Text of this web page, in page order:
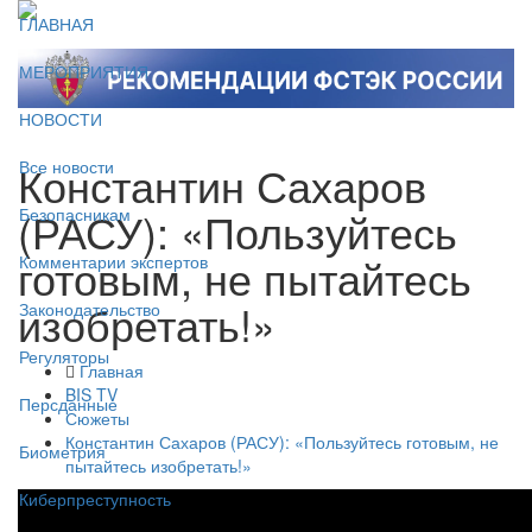
ГЛАВНАЯ
МЕРОПРИЯТИЯ
НОВОСТИ
Все новости
Безопасникам
Комментарии экспертов
Законодательство
Регуляторы
Персданные
Биометрия
Киберпреступность
Константин Сахаров
(РАСУ): «Пользуйтесь
готовым, не пытайтесь
изобретать!»
Главная
BIS TV
Сюжеты
Константин Сахаров (РАСУ): «Пользуйтесь готовым, не
пытайтесь изобретать!»